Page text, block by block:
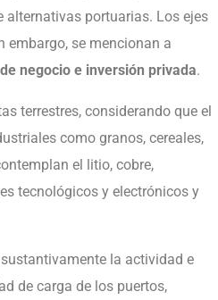
alternativas portuarias. Los ejes
embargo, se mencionan a
negocio e inversión privada.
terrestres, considerando que el
como granos, cereales,
el litio, cobre,
tecnológicos y electrónicos y
la actividad e
de carga de los puertos,